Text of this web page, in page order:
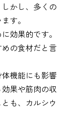
かし、多くの
す。
効果的です。
の食材だと言
機能にも影響
果や筋肉の収
も、カルシウ